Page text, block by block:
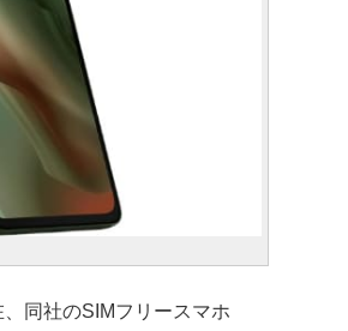
、同社のSIMフリースマホ